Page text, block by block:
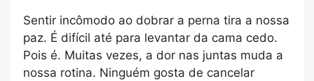
Sentir incômodo ao dobrar a perna tira a nossa
paz. É difícil até para levantar da cama cedo.
Pois é. Muitas vezes, a dor nas juntas muda a
nossa rotina. Ninguém gosta de cancelar